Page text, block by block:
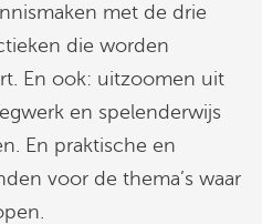
met de drie
die worden
En ook: uitzoomen uit
en spelenderwijs
En praktische en
voor de thema’s waar